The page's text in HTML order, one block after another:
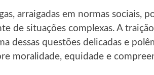
arraigadas em normas sociais,
de situações complexas. A
dessas questões delicadas e
moralidade, equidade e